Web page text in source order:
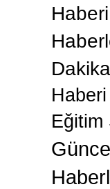
Haberi
Dakika
Haberi
Eğitim